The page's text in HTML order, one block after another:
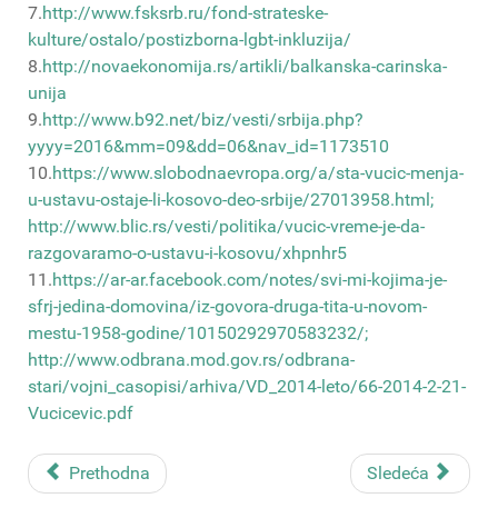
7.http://www.fsksrb.ru/fond-strateske-
kulture/ostalo/postizborna-lgbt-inkluzija/
8.http://novaekonomija.rs/artikli/balkanska-carinska-
unija
9.http://www.b92.net/biz/vesti/srbija.php?
yyyy=2016&mm=09&dd=06&nav_id=1173510
10.https://www.slobodnaevropa.org/a/sta-vucic-menja-
u-ustavu-ostaje-li-kosovo-deo-srbije/27013958.html;
http://www.blic.rs/vesti/politika/vucic-vreme-je-da-
razgovaramo-o-ustavu-i-kosovu/xhpnhr5
11.https://ar-ar.facebook.com/notes/svi-mi-kojima-je-
sfrj-jedina-domovina/iz-govora-druga-tita-u-novom-
mestu-1958-godine/10150292970583232/;
http://www.odbrana.mod.gov.rs/odbrana-
stari/vojni_casopisi/arhiva/VD_2014-leto/66-2014-2-21-
Vucicevic.pdf
Prethodna Sledeća